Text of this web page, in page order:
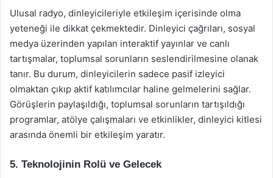
Ulusal radyo, dinleyicileriyle etkileşim içerisinde olma
yeteneği ile dikkat çekmektedir. Dinleyici çağrıları, sosyal
medya üzerinden yapılan interaktif yayınlar ve canlı
tartışmalar, toplumsal sorunların seslendirilmesine olanak
tanır. Bu durum, dinleyicilerin sadece pasif izleyici
olmaktan çıkıp aktif katılımcılar haline gelmelerini sağlar.
Görüşlerin paylaşıldığı, toplumsal sorunların tartışıldığı
programlar, atölye çalışmaları ve etkinlikler, dinleyici kitlesi
arasında önemli bir etkileşim yaratır.
5. Teknolojinin Rolü ve Gelecek